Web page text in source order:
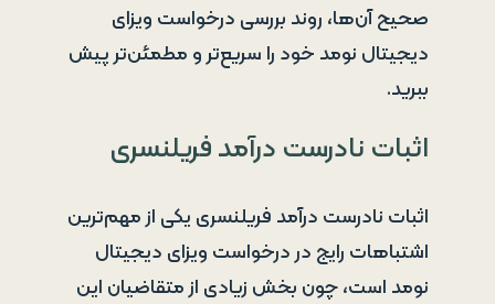
صحیح آن‌ها، روند بررسی درخواست ویزای
دیجیتال نومد خود را سریع‌تر و مطمئن‌تر پیش
ببرید.
اثبات نادرست درآمد فریلنسری
اثبات نادرست درآمد فریلنسری یکی از مهم‌ترین
اشتباهات رایج در درخواست ویزای دیجیتال
نومد است، چون بخش زیادی از متقاضیان این